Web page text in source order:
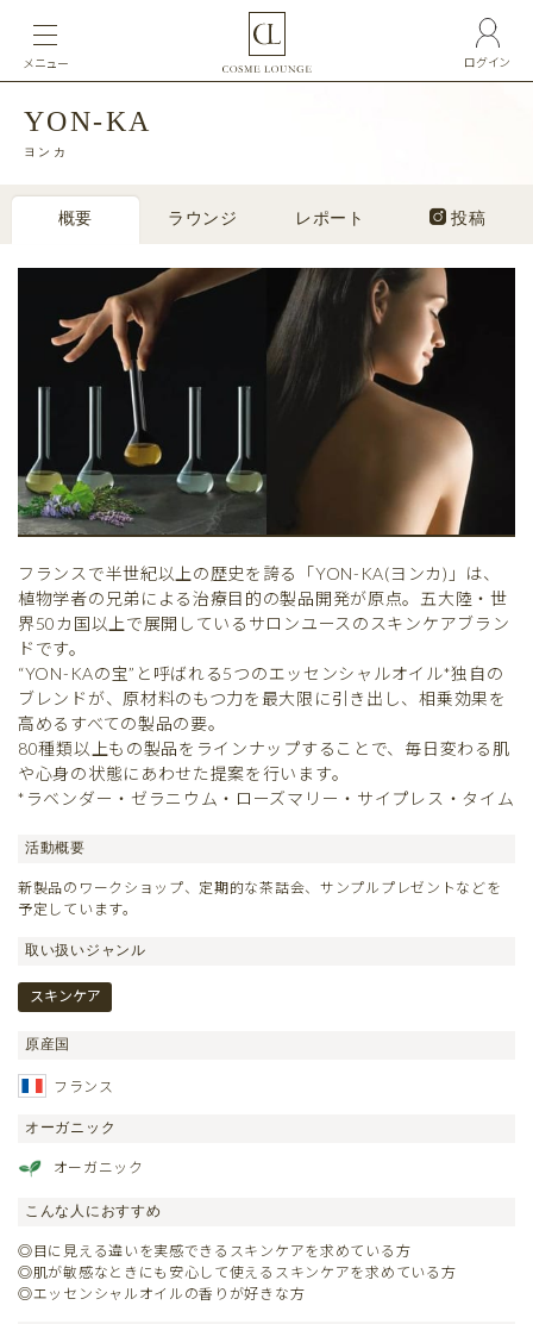
ログイン
メニュー
YON-KA
ヨンカ
概要 ラウンジ レポート 投稿
フランスで半世紀以上の歴史を誇る「YON-KA(ヨンカ)」は、
植物学者の兄弟による治療目的の製品開発が原点。五大陸・世
界50カ国以上で展開しているサロンユースのスキンケアブラン
ドです。
“YON-KAの宝”と呼ばれる5つのエッセンシャルオイル*独自の
ブレンドが、原材料のもつ力を最大限に引き出し、相乗効果を
高めるすべての製品の要。
80種類以上もの製品をラインナップすることで、毎日変わる肌
や心身の状態にあわせた提案を行います。
*ラベンダー・ゼラニウム・ローズマリー・サイプレス・タイム
活動概要
新製品のワークショップ、定期的な茶話会、サンプルプレゼントなどを
予定しています。
取い扱いジャンル
スキンケア
原産国
フランス
オーガニック
オーガニック
こんな人におすすめ
◎目に見える違いを実感できるスキンケアを求めている方
◎肌が敏感なときにも安心して使えるスキンケアを求めている方
◎エッセンシャルオイルの香りが好きな方